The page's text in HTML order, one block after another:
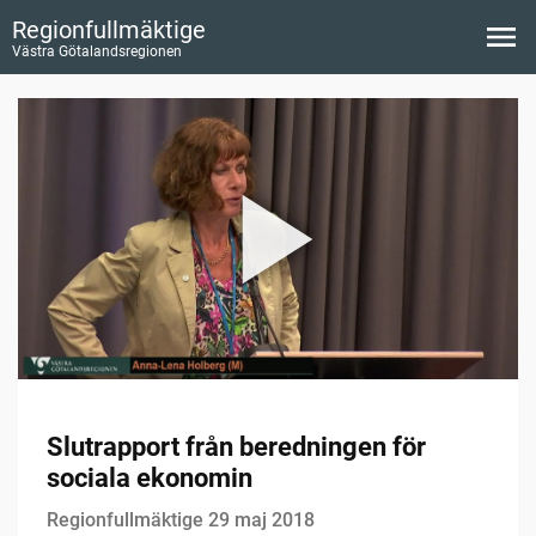
Regionfullmäktige
Västra Götalandsregionen
Slutrapport från beredningen för
sociala ekonomin
Regionfullmäktige 29 maj 2018